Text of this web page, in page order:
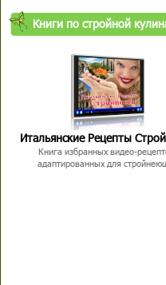
Книги по стройной
Итальянские Рецепты
Книга избранных видео-
адаптированных для